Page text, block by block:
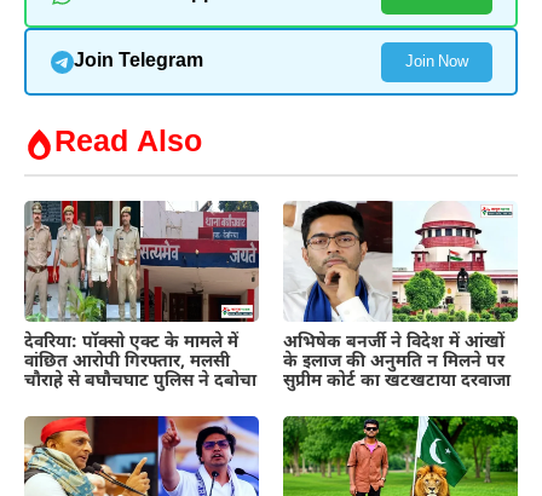
Join Telegram Join Now
Read Also
देवरिया: पॉक्सो एक्ट के मामले में
वांछित आरोपी गिरफ्तार, मलसी
चौराहे से बघौचघाट पुलिस ने दबोचा
अभिषेक बनर्जी ने विदेश में आंखों
के इलाज की अनुमति न मिलने पर
सुप्रीम कोर्ट का खटखटाया दरवाजा